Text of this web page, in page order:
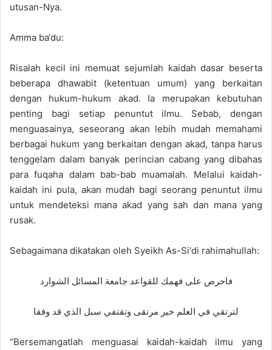
utusan-Nya.
Amma ba‘du:
Risalah kecil ini memuat sejumlah kaidah dasar beserta
beberapa dhawabit (ketentuan umum) yang berkaitan
dengan hukum-hukum akad. Ia merupakan kebutuhan
penting bagi setiap penuntut ilmu. Sebab, dengan
menguasainya, seseorang akan lebih mudah memahami
berbagai hukum yang berkaitan dengan akad, tanpa harus
tenggelam dalam banyak perincian cabang yang dibahas
para fuqaha dalam bab-bab muamalah. Melalui kaidah-
kaidah ini pula, akan mudah bagi seorang penuntut ilmu
untuk mendeteksi mana akad yang sah dan mana yang
rusak.
Sebagaimana dikatakan oleh Syeikh As-Si‘di rahimahullah:
فاحرص على فهمك للقواعد جامعة المسائل الشوارد
لترتقي في العلم خير مرتقى وتقتفي سبل الذي قد وفقا
“Bersemangatlah menguasai kaidah-kaidah ilmu yang